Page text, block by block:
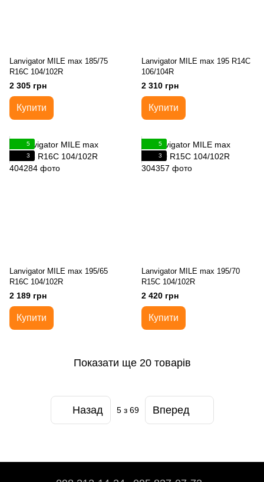
Lanvigator MILE max 185/75
R16C 104/102R
2 305 грн
Купити
Lanvigator MILE max 195 R14C
106/104R
2 310 грн
Купити
5
3
Lanvigator MILE max 195/65
R16C 104/102R
2 189 грн
Купити
5
3
Lanvigator MILE max 195/70
R15C 104/102R
2 420 грн
Купити
Показати ще 20 товарів
Назад 5з 69 Вперед